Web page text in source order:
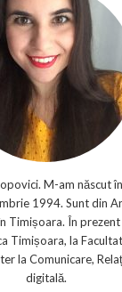
M-am născut
1994. Sunt din
Timișoara. În
Timișoara, la
la Comunicare,
digitală.